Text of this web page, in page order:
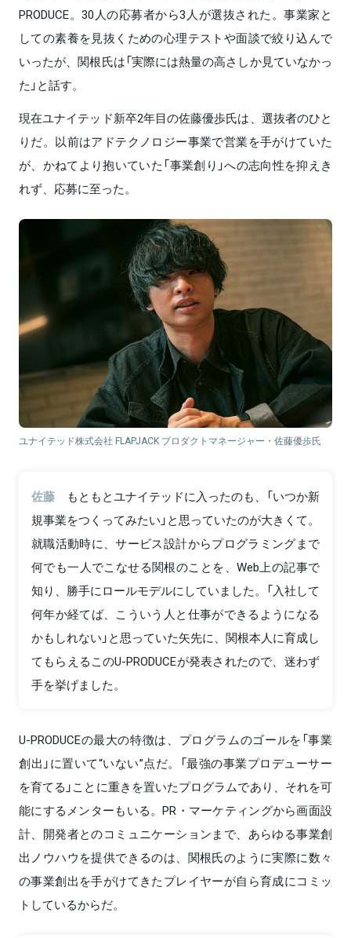
PRODUCE。30人の応募者から3人が選抜された。事業家と
しての素養を見抜くための心理テストや面談で絞り込んで
いったが、関根氏は「実際には熱量の高さしか見ていなかっ
た」と話す。
現在ユナイテッド新卒2年目の佐藤優歩氏は、選抜者のひと
りだ。以前はアドテクノロジー事業で営業を手がけていた
が、かねてより抱いていた「事業創り」への志向性を抑えき
れず、応募に至った。
ユナイテッド株式会社 FLAPJACK プロダクトマネージャー・佐藤優歩氏
佐藤
もともとユナイテッドに入ったのも、「いつか新
規事業をつくってみたい」と思っていたのが大きくて。
就職活動時に、サービス設計からプログラミングまで
何でも一人でこなせる関根のことを、Web上の記事で
知り、勝手にロールモデルにしていました。「入社して
何年か経てば、こういう人と仕事ができるようになる
かもしれない」と思っていた矢先に、関根本人に育成し
てもらえるこのU-PRODUCEが発表されたので、迷わず
手を挙げました。
U-PRODUCEの最大の特徴は、プログラムのゴールを「事業
創出」に置いて“いない”点だ。「最強の事業プロデューサー
を育てる」ことに重きを置いたプログラムであり、それを可
能にするメンターもいる。PR・マーケティングから画面設
計、開発者とのコミュニケーションまで、あらゆる事業創
出ノウハウを提供できるのは、関根氏のように実際に数々
の事業創出を手がけてきたプレイヤーが自ら育成にコミッ
トしているからだ。